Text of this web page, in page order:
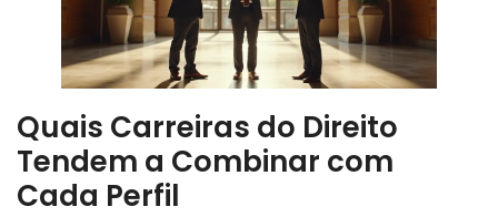
Quais Carreiras do Direito
Tendem a Combinar com
Cada Perfil